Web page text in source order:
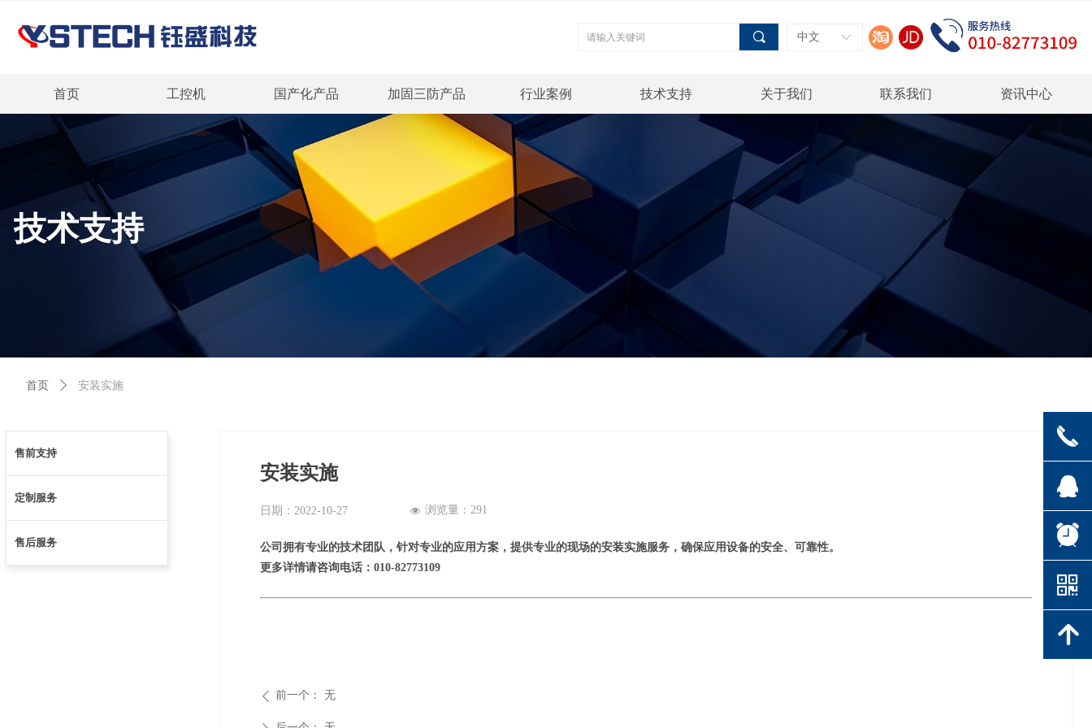
首页 工控机 国产化产品 加固三防产品 行业案例 技术支持 关于我们 联系我们 资讯中心
ꀅ
中文
끠
安装实施
公司拥有专业的技术团队，针对专业的应用方案，提供专业的现场的安装实施服务，确保应用设备的安全、可靠性。
更多详情请咨询电话：010-82773109
ꄴ 前一个： 无
日期： 2022-10-27 넶 浏览量： 291
首页 ꄲ 安装实施
技术支持
售前支持
定制服务
售后服务
끅
뀩
뀥
낃
녕